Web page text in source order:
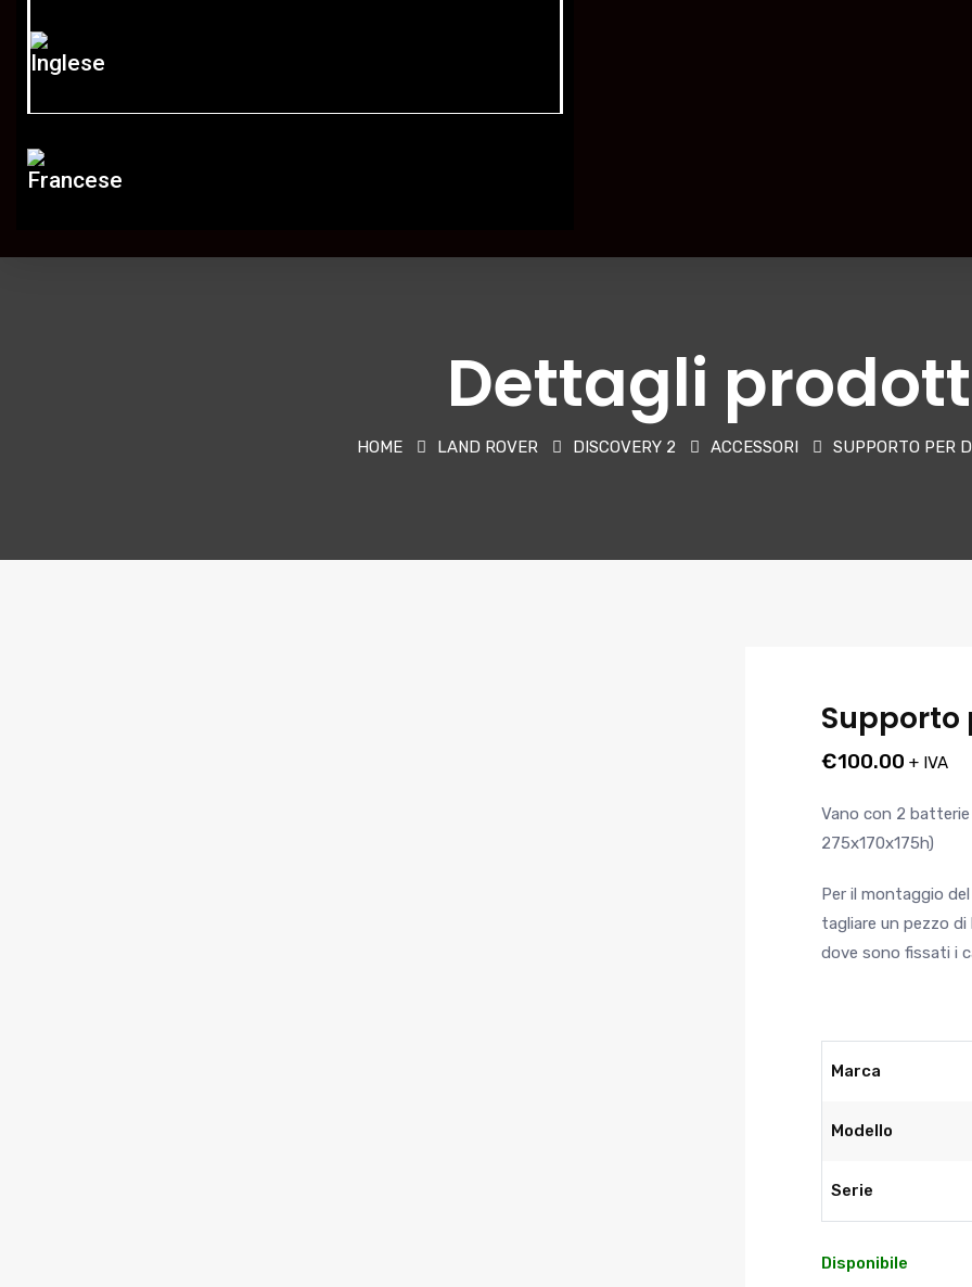
Dettagli
HOME LAND ROVER DISCOVERY 2 ACCESSORI SUPPORTO PER
€100.00 + IVA
Vano con 2
275x170x175h)
Per il montaggio
tagliare un pezzo
dove sono fissati i
Marca
Modello
Serie
Disponibile